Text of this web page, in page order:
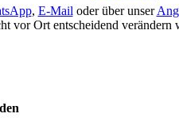
, E-Mail oder über unser
vor Ort entscheidend verändern